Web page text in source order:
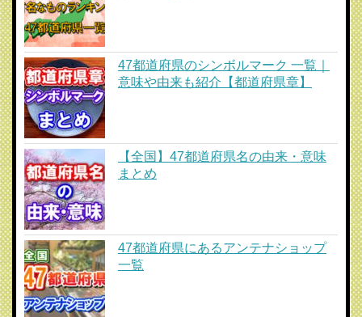
47都道府県のシンボルマーク 一覧｜
意味や由来も紹介【都道府県章】
【全国】47都道府県名の由来・意味
まとめ
47都道府県にあるアンテナショップ
一覧